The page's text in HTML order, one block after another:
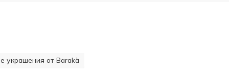
украшения от Barakà